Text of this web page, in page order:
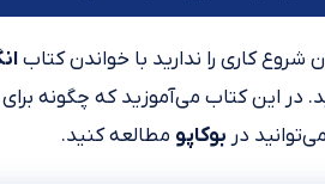
شروع کاری را ندارید با خواندن کتاب
در این کتاب می‌آموزید که چگونه
می‌توانید در بوکاپو مطالعه کنید.